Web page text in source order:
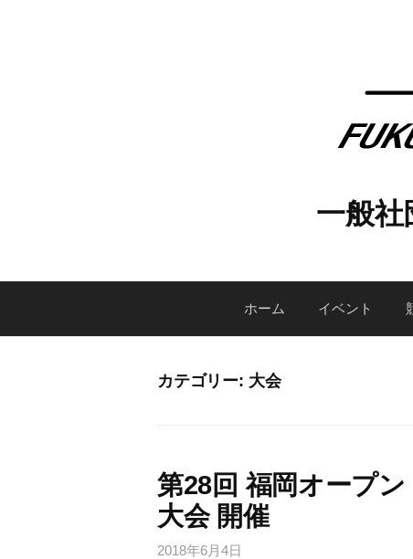
一般社
ホーム イベント
カテゴリー: 大会
第28回 福岡オープ
大会 開催
2018年6月4日